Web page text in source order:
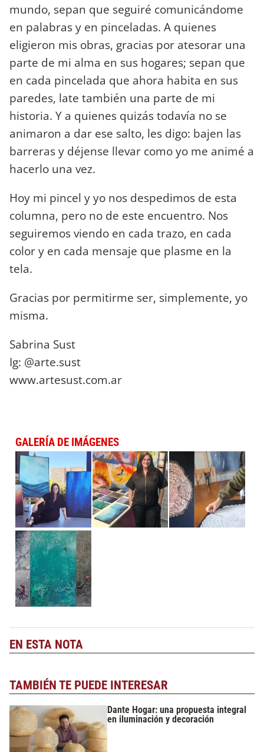
mundo, sepan que seguiré comunicándome
en palabras y en pinceladas. A quienes
eligieron mis obras, gracias por atesorar una
parte de mi alma en sus hogares; sepan que
en cada pincelada que ahora habita en sus
paredes, late también una parte de mi
historia. Y a quienes quizás todavía no se
animaron a dar ese salto, les digo: bajen las
barreras y déjense llevar como yo me animé a
hacerlo una vez.
Hoy mi pincel y yo nos despedimos de esta
columna, pero no de este encuentro. Nos
seguiremos viendo en cada trazo, en cada
color y en cada mensaje que plasme en la
tela.
Gracias por permitirme ser, simplemente, yo
misma.
Sabrina Sust
Ig: @arte.sust
www.artesust.com.ar
GALERÍA DE IMÁGENES
EN ESTA NOTA
TAMBIÉN TE PUEDE INTERESAR
Dante Hogar: una propuesta integral
en iluminación y decoración